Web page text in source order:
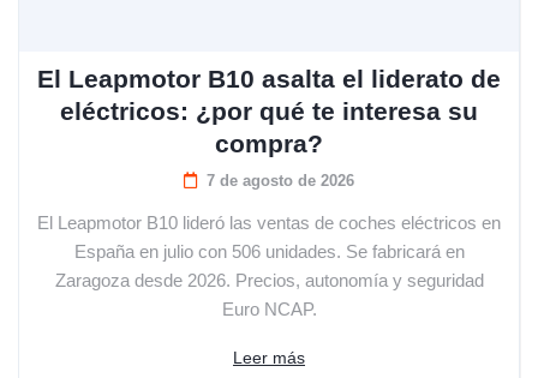
El Leapmotor B10 asalta el liderato de
eléctricos: ¿por qué te interesa su
compra?
7 de agosto de 2026
El Leapmotor B10 lideró las ventas de coches eléctricos en
España en julio con 506 unidades. Se fabricará en
Zaragoza desde 2026. Precios, autonomía y seguridad
Euro NCAP.
Leer más